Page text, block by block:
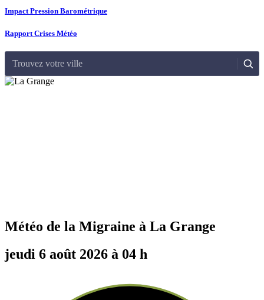
Impact Pression Barométrique
Rapport Crises Météo
Trouvez votre ville
Météo de la Migraine à La Grange
jeudi 6 août 2026 à 04 h